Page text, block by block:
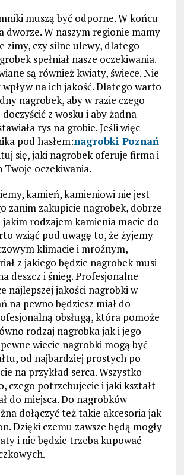
muszą być odporne. W końcu
dworze. W naszym regionie mamy
zimy, czy silne ulewy, dlatego
spełniał nasze oczekiwania.
są również kwiaty, świece. Nie
wpływ na ich jakość. Dlatego warto
nagrobek, aby w razie czego
doczyścić z wosku i aby żadna
rys na grobie. Jeśli więc
pod hasłem:nagrobki Poznań
się, jaki nagrobek oferuje firma i
Twoje oczekiwania.
kamień, kamieniowi nie jest
zanim zakupicie nagrobek, dobrze
rodzajem kamienia macie do
wziąć pod uwagę to, że żyjemy
klimacie i mroźnym,
z jakiego będzie nagrobek musi
deszcz i śnieg. Profesjonalne
najlepszej jakości nagrobki w
na pewno będziesz miał do
obsługą, która pomoże
rodzaj nagrobka jak i jego
wiecie nagrobki mogą być
od najbardziej prostych po
na przykład serca. Wszystko
czego potrzebujecie i jaki kształt
do miejsca. Do nagrobków
dołączyć też takie akcesoria jak
Dzięki czemu zawsze będą mogły
i nie będzie trzeba kupować